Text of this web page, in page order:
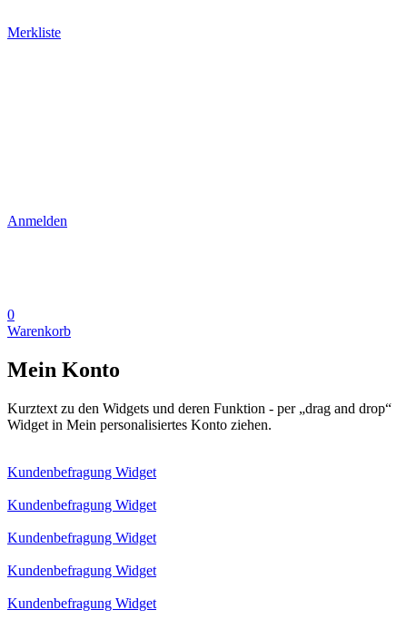
Merkliste
Anmelden
0
Warenkorb
Mein Konto
Kurztext zu den Widgets und deren Funktion - per „drag and drop“
Widget in Mein personalisiertes Konto ziehen.
Kundenbefragung Widget
Kundenbefragung Widget
Kundenbefragung Widget
Kundenbefragung Widget
Kundenbefragung Widget